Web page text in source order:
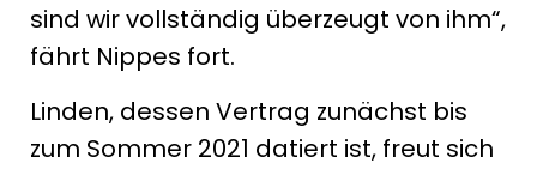
sind wir vollständig überzeugt von ihm“,
fährt Nippes fort.
Linden, dessen Vertrag zunächst bis
zum Sommer 2021 datiert ist, freut sich